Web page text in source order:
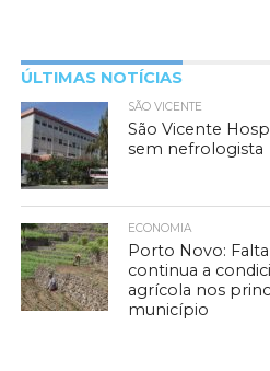
ÚLTIMAS NOTÍCIAS
SÃO VICENTE
São Vicente
sem nefrologista
ECONOMIA
Porto Novo:
continua a
agrícola nos
município